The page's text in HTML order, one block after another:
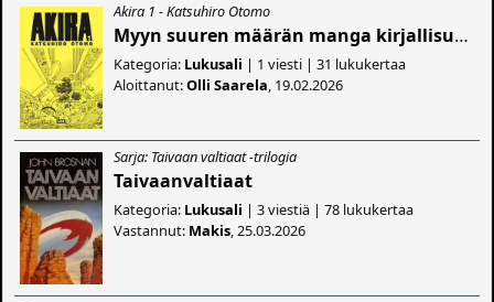
Akira 1 - Katsuhiro Otomo
Myyn suuren määrän manga kirjallisuutta
Kategoria: Lukusali | 1 viesti | 31 lukukertaa
Aloittanut:Olli Saarela, 19.02.2026
Sarja: Taivaan valtiaat -trilogia
Taivaanvaltiaat
Kategoria: Lukusali | 3 viestiä | 78 lukukertaa
Vastannut: Makis, 25.03.2026